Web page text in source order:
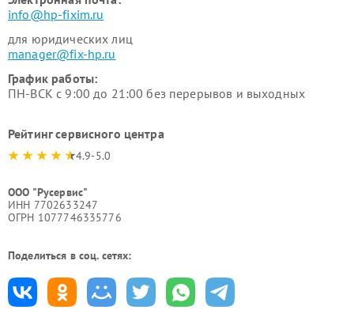
info@hp-fixim.ru
для юридических лиц
manager@fix-hp.ru
График работы:
ПН-ВСК с 9:00 до 21:00 без перерывов и выходных
Рейтинг сервисного центра
4.9-5.0
ООО "Русервис"
ИНН 7702633247
ОГРН 1077746335776
Поделиться в соц. сетях: